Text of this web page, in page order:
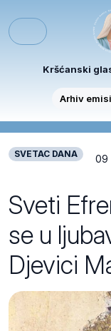
Menu
Kršćanski
Arhiv
SVETAC DANA 09
Sveti
se u
Djevici